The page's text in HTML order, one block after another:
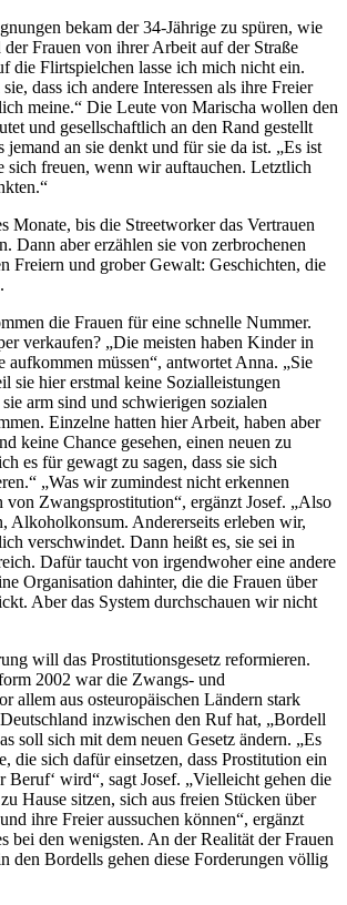
bekam der 34-Jährige zu spüren, wie
Frauen von ihrer Arbeit auf der Straße
die Flirtspielchen lasse ich mich nicht ein.
dass ich andere Interessen als ihre Freier
meine.“ Die Leute von Marischa wollen den
und gesellschaftlich an den Rand gestellt
jemand an sie denkt und für sie da ist. „Es ist
sich freuen, wenn wir auftauchen. Letztlich
Monate, bis die Streetworker das Vertrauen
Dann aber erzählen sie von zerbrochenen
Freiern und grober Gewalt: Geschichten, die
die Frauen für eine schnelle Nummer.
verkaufen? „Die meisten haben Kinder in
aufkommen müssen“, antwortet Anna. „Sie
sie hier erstmal keine Sozialleistungen
arm sind und schwierigen sozialen
Einzelne hatten hier Arbeit, haben aber
keine Chance gesehen, einen neuen zu
es für gewagt zu sagen, dass sie sich
„Was wir zumindest nicht erkennen
von Zwangsprostitution“, ergänzt Josef. „Also
Alkoholkonsum. Andererseits erleben wir,
verschwindet. Dann heißt es, sie sei in
Dafür taucht von irgendwoher eine andere
Organisation dahinter, die die Frauen über
Aber das System durchschauen wir nicht
will das Prostitutionsgesetz reformieren.
2002 war die Zwangs- und
allem aus osteuropäischen Ländern stark
Deutschland inzwischen den Ruf hat, „Bordell
soll sich mit dem neuen Gesetz ändern. „Es
die sich dafür einsetzen, dass Prostitution ein
Beruf‘ wird“, sagt Josef. „Vielleicht gehen die
Hause sitzen, sich aus freien Stücken über
ihre Freier aussuchen können“, ergänzt
bei den wenigsten. An der Realität der Frauen
den Bordells gehen diese Forderungen völlig